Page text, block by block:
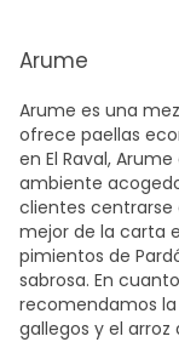
Arume
Arume es una
ofrece paellas
en El Raval,
ambiente
clientes centrarse
mejor de la carta
pimientos de
sabrosa. En
recomendamos
gallegos y el